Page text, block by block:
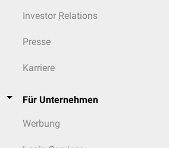
Investor Relations
Presse
Karriere
Für Unternehmen
Werbung